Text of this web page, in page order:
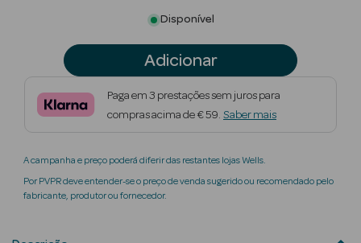
Beauty Season
Maquilhagem
Beauty Season
Perfumes
Disponível
Adicionar
Paga em 3 prestações sem juros para
compras acima de € 59. Saber mais
A campanha e preço poderá diferir das restantes lojas Wells.
Por PVPR deve entender-se o preço de venda sugerido ou recomendado pelo
fabricante, produtor ou fornecedor.